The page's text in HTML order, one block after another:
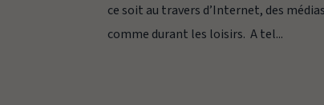
ce soit au travers d’Internet, des
comme durant les loisirs. A tel...